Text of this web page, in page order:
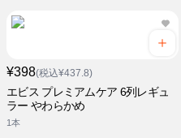
¥398(税込¥437.8)
エビス プレミアムケア 6列レギュ
ラー やわらかめ
1本